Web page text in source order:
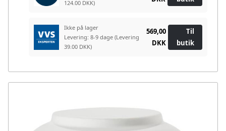
124.00 DKK)
Ikke på lager
Levering: 8-9 dage (Levering
39.00 DKK)
569,00
DKK
Til
butik